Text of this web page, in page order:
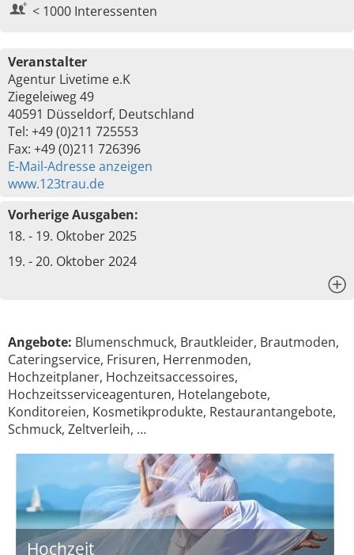
< 1000 Interessenten
Veranstalter
Agentur Livetime e.K
Ziegeleiweg 49
40591 Düsseldorf, Deutschland
Tel: +49 (0)211 725553
Fax: +49 (0)211 726396
E-Mail-Adresse anzeigen
www.123trau.de
Vorherige Ausgaben:
18. - 19. Oktober 2025
19. - 20. Oktober 2024
Angebote: Blumenschmuck, Brautkleider, Brautmoden,
Cateringservice, Frisuren, Herrenmoden,
Hochzeitplaner, Hochzeitsaccessoires,
Hochzeitsserviceagenturen, Hotelangebote,
Konditoreien, Kosmetikprodukte, Restaurantangebote,
Schmuck, Zeltverleih, …
Hochzeit